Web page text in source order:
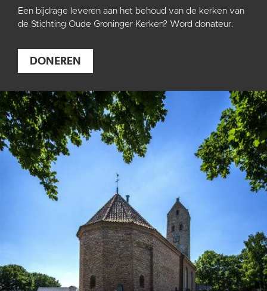
Een bijdrage leveren aan het behoud van de kerken van
de Stichting Oude Groninger Kerken? Word donateur.
DONEREN